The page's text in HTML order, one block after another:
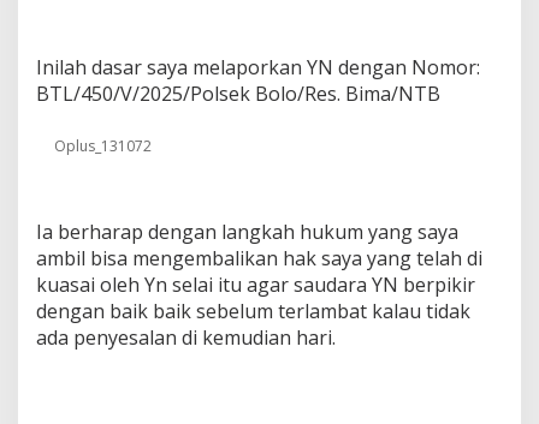
Inilah dasar saya melaporkan YN dengan Nomor:
BTL/450/V/2025/Polsek Bolo/Res. Bima/NTB
Oplus_131072
Ia berharap dengan langkah hukum yang saya
ambil bisa mengembalikan hak saya yang telah di
kuasai oleh Yn selai itu agar saudara YN berpikir
dengan baik baik sebelum terlambat kalau tidak
ada penyesalan di kemudian hari.